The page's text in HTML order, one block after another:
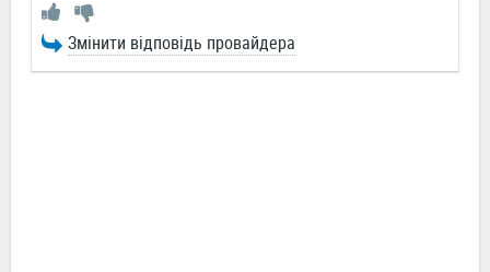
Змінити відповідь провайдера